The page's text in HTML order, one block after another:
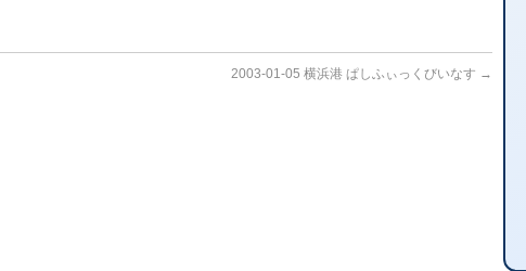
2003-01-05 横浜港 ぱしふぃっくびいなす →